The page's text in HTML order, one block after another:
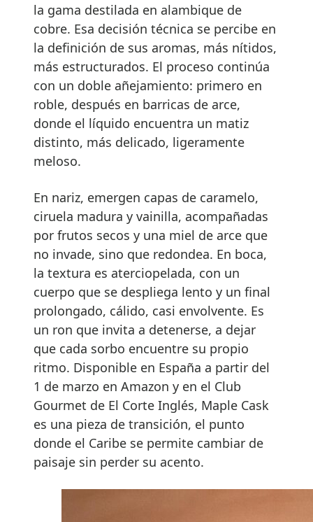
la gama destilada en alambique de
cobre. Esa decisión técnica se percibe en
la definición de sus aromas, más nítidos,
más estructurados. El proceso continúa
con un doble añejamiento: primero en
roble, después en barricas de arce,
donde el líquido encuentra un matiz
distinto, más delicado, ligeramente
meloso.
En nariz, emergen capas de caramelo,
ciruela madura y vainilla, acompañadas
por frutos secos y una miel de arce que
no invade, sino que redondea. En boca,
la textura es aterciopelada, con un
cuerpo que se despliega lento y un final
prolongado, cálido, casi envolvente. Es
un ron que invita a detenerse, a dejar
que cada sorbo encuentre su propio
ritmo. Disponible en España a partir del
1 de marzo en Amazon y en el Club
Gourmet de El Corte Inglés, Maple Cask
es una pieza de transición, el punto
donde el Caribe se permite cambiar de
paisaje sin perder su acento.